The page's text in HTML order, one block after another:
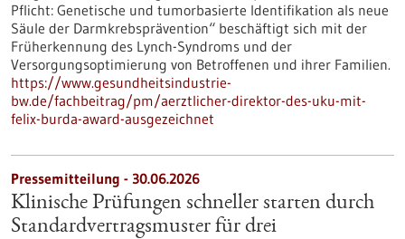
Pflicht: Genetische und tumorbasierte Identifikation als neue
Säule der Darmkrebsprävention“ beschäftigt sich mit der
Früherkennung des Lynch-​Syndroms und der
Versorgungsoptimierung von Betroffenen und ihrer Familien.
https://www.gesundheitsindustrie-
bw.de/fachbeitrag/pm/aerztlicher-direktor-des-uku-mit-
felix-burda-award-ausgezeichnet
Pressemitteilung - 30.06.2026
Klinische Prüfungen schneller starten durch
Standardvertragsmuster für drei